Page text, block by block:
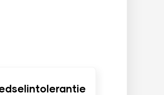
Dierenarts